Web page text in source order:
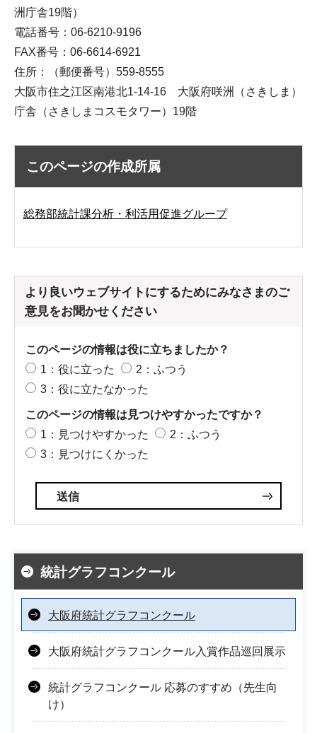
洲庁舎19階）
電話番号：06-6210-9196
FAX番号：06-6614-6921
住所：（郵便番号）559-8555
大阪市住之江区南港北1-14-16 大阪府咲洲（さきしま）
庁舎（さきしまコスモタワー）19階
このページの作成所属
総務部統計課分析・利活用促進グループ
より良いウェブサイトにするためにみなさまのご
意見をお聞かせください
このページの情報は役に立ちましたか？
1：役に立った
2：ふつう
3：役に立たなかった
このページの情報は見つけやすかったですか？
1：見つけやすかった
2：ふつう
3：見つけにくかった
統計グラフコンクール
大阪府統計グラフコンクール
大阪府統計グラフコンクール入賞作品巡回展示
統計グラフコンクール 応募のすすめ（先生向
け）